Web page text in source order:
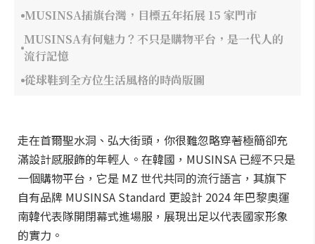
MUSINSA插旗台灣，目標五年拓展 15 家門市
MUSINSA有何魅力？不只是購物平台，是一代人的
流行記憶
從球鞋到全方位生活風格的時尚版圖
走在首爾聖水洞、弘大街頭，你很難忽略穿著極簡卻充
滿設計感服飾的年輕人。在韓國，MUSINSA 已經不只是
一個購物平台，它是 MZ 世代共同的流行語言，其旗下
自有品牌 MUSINSA Standard 更設計 2024 年巴黎奧運
南韓代表隊開閉幕式進場服，展現出足以代表國家形象
的實力。